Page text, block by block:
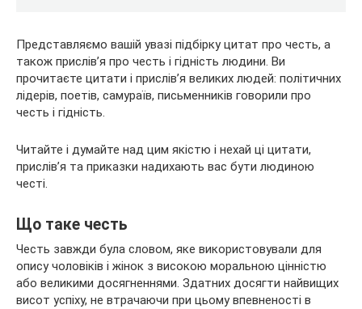
Представляємо вашій увазі підбірку цитат про честь, а
також прислів’я про честь і гідність людини. Ви
прочитаєте цитати і прислів’я великих людей: політичних
лідерів, поетів, самураїв, письменників говорили про
честь і гідність.
Читайте і думайте над цим якістю і нехай ці цитати,
прислів’я та приказки надихають вас бути людиною
честі.
Що таке честь
Честь завжди була словом, яке використовували для
опису чоловіків і жінок з високою моральною цінністю
або великими досягненнями. Здатних досягти найвищих
висот успіху, не втрачаючи при цьому впевненості в